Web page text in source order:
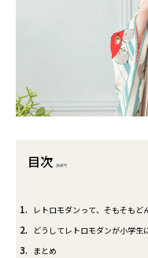
目次 非表示
1 レトロモダンって、そもそもど
2 どうしてレトロモダンが小学生
3 まとめ